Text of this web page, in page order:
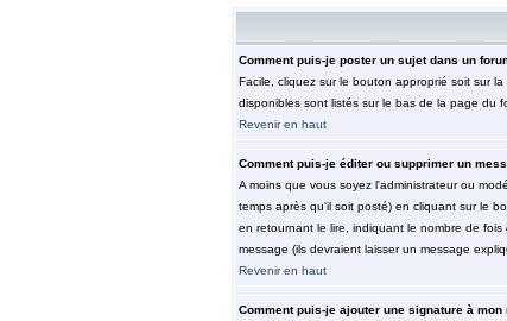
Comment puis-je poster un sujet dans un
Facile, cliquez sur le bouton approprié soit sur
disponibles sont listés sur le bas de la page du
Revenir en haut
Comment puis-je éditer ou supprimer un
A moins que vous soyez l'administrateur ou
temps après qu'il soit posté) en cliquant sur le
en retournant le lire, indiquant le nombre de
message (ils devraient laisser un message
Revenir en haut
Comment puis-je ajouter une signature à mon